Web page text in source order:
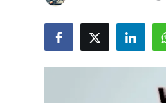
Sorgulamalar
İkinci El & Alım-Satım